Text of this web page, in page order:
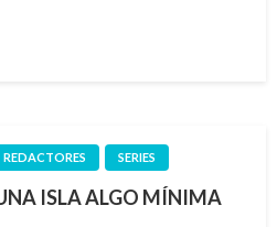
REDACTORES SERIES
ISLA ALGO MÍNIMA